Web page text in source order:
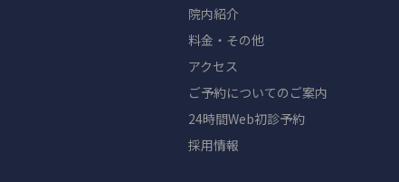
院内紹介
料金・その他
アクセス
ご予約についてのご案内
24時間Web初診予約
採用情報